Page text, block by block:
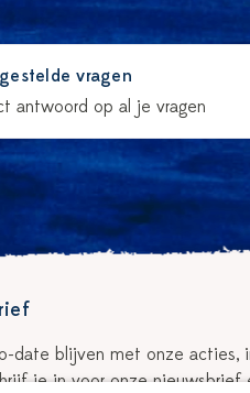
vragen
antwoord op al je vragen
date blijven met onze acties,
je in voor onze nieuwsbrief